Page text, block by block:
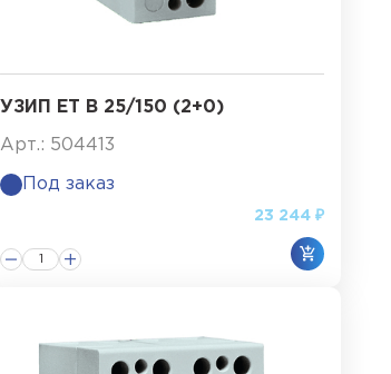
УЗИП ET B 25/150 (2+0)
Арт.: 504413
Под заказ
23 244 ₽